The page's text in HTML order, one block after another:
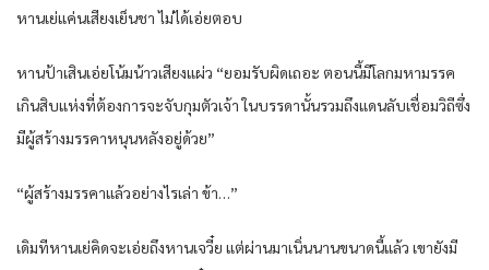
หานเย่แค่นเสียงเย็นชา ไม่ได้เอ่ยตอบ
หานป้าเสินเอ่ยโน้มน้าวเสียงแผ่ว “ยอมรับผิดเถอะ ตอนนี้มีโลกมหามรรค
เกินสิบแห่งที่ต้องการจะจับกุมตัวเจ้า ในบรรดานั้นรวมถึงแดนลับเชื่อมวิถีซึ่ง
มีผู้สร้างมรรคาหนุนหลังอยู่ด้วย”
“ผู้สร้างมรรคาแล้วอย่างไรเล่า ข้า…”
เดิมทีหานเย่คิดจะเอ่ยถึงหานเจวี๋ย แต่ผ่านมาเนิ่นนานขนาดนี้แล้ว เขายังมี